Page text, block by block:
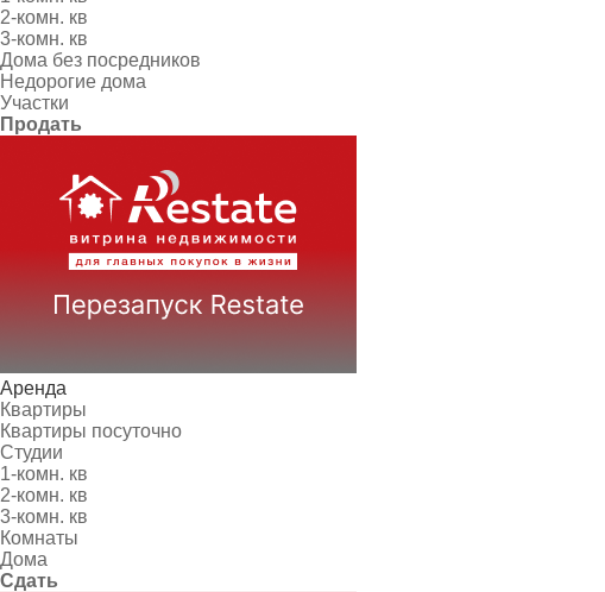
2-комн. кв
3-комн. кв
Дома без посредников
Недорогие дома
Участки
Продать
Аренда
Квартиры
Квартиры посуточно
Студии
1-комн. кв
2-комн. кв
3-комн. кв
Комнаты
Дома
Сдать